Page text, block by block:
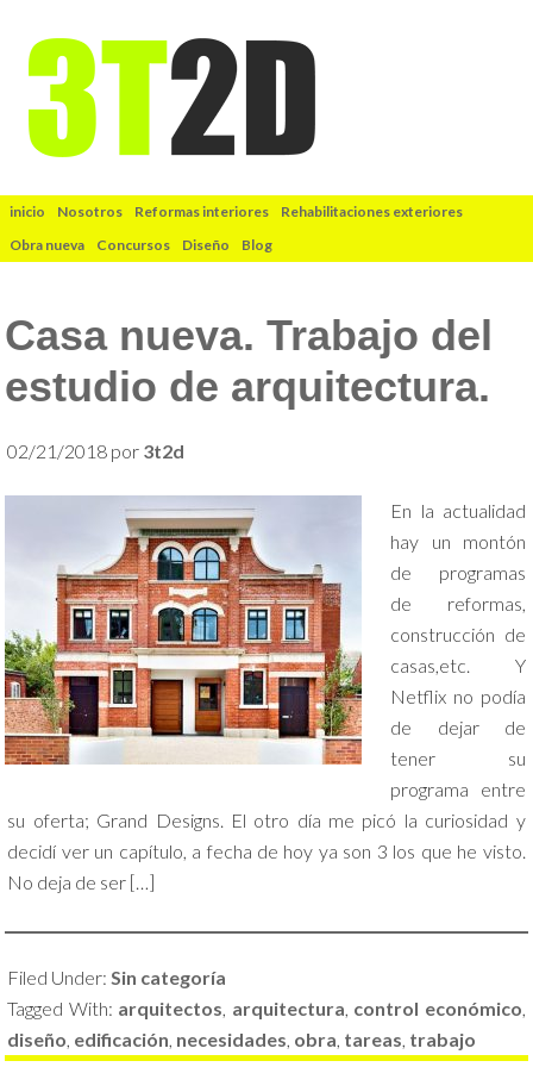
inicio Nosotros Reformas interiores
Rehabilitaciones exteriores
Obra nueva
Concursos Diseño Blog
Casa nueva. Trabajo del
estudio de arquitectura.
02/21/2018 por 3t2d
En la actualidad
hay un montón
de programas
de reformas,
construcción de
casas,etc. Y
Netflix no podía
de dejar de
tener su
programa entre
su oferta; Grand Designs. El otro día me picó la curiosidad y
decidí ver un capítulo, a fecha de hoy ya son 3 los que he visto.
No deja de ser […]
Filed Under:Sin categoría
Tagged With: arquitectos, arquitectura, control económico,
diseño, edificación, necesidades, obra, tareas, trabajo